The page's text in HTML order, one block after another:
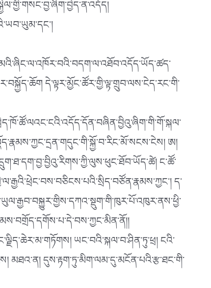
དེ་ལྟར་མྱོང་ཚོར་གྱི་ལྟ་གྲུབ་ལས་ངེད་རང་གི་
ཨ།
ང་ཚོ་
ད་
ཡང་བའི་སྐལ་བ་ཤིན་ཏུ་ཕྲ། ངའི་
དུས་རྟག་ཏུ་མིག་ལམ་དུ་མངོན་པའི་རྩ་ཐང་གི་